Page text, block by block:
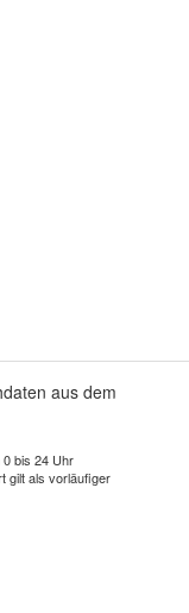
aus dem
bis 24 Uhr
gilt als vorläufiger